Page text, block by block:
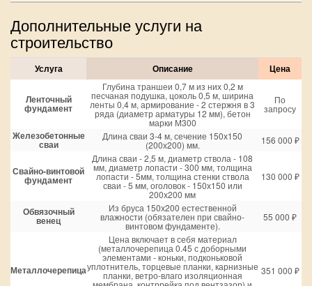
Дополнительные услуги на
строительство
Услуга Описание Цена
Ленточный
фундамент
Глубина траншеи 0,7 м из них 0,2 м
песчаная подушка, цоколь 0,5 м, ширина
ленты 0,4 м, армирование - 2 стержня в 3
ряда (диаметр арматуры 12 мм), бетон
марки М300
По
запросу
Железобетонные
сваи
Длина сваи 3-4 м, сечение 150х150
(200х200) мм. 156 000 ₽
Свайно-винтовой
фундамент
Длина сваи - 2,5 м, диаметр ствола - 108
мм, диаметр лопасти - 300 мм, толщина
лопасти - 5мм, толщина стенки ствола
сваи - 5 мм, оголовок - 150х150 или
200х200 мм
130 000 ₽
Обвязочный
венец
Из бруса 150х200 естественной
влажности (обязателен при свайно-
винтовом фундаменте).
55 000 ₽
Металлочерепица
Цена включает в себя материал
(металлочерепица 0.45 с доборными
элементами - коньки, подконьковой
уплотнитель, торцевые планки, карнизные
планки, ветро-влаго изоляционная 351 000 ₽